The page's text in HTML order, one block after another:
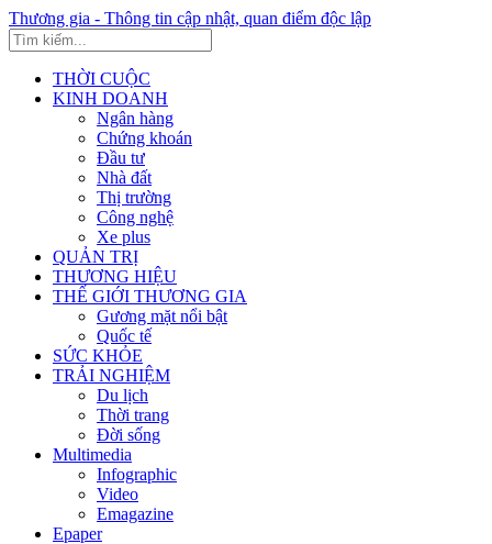
Thương gia - Thông tin cập nhật, quan điểm độc lập
THỜI CUỘC
KINH DOANH
Ngân hàng
Chứng khoán
Đầu tư
Nhà đất
Thị trường
Công nghệ
Xe plus
QUẢN TRỊ
THƯƠNG HIỆU
THẾ GIỚI THƯƠNG GIA
Gương mặt nổi bật
Quốc tế
SỨC KHỎE
TRẢI NGHIỆM
Du lịch
Thời trang
Đời sống
Multimedia
Infographic
Video
Emagazine
Epaper